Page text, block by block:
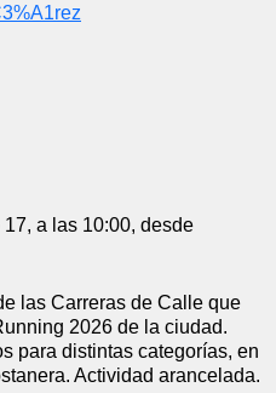
A1rez
a las 10:00, desde
las Carreras de Calle que
2026 de la ciudad.
para distintas categorías, en
Actividad arancelada.